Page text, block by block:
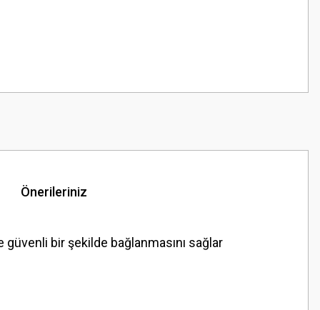
Önerileriniz
bir şekilde bağlanmasını sağlar